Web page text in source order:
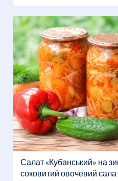
Салат «Кубанський» на
соковитий овочевий